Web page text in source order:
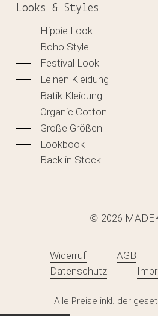
Zwischensumme:
WARENKORB ANZEIGEN
Looks & Styles
Hippie Look
Boho Style
Festival Look
Leinen Kleidung
Batik Kleidung
Organic Cotton
Große Größen
Lookbook
Back in Stock
© 2026
Widerruf
AGB
Datenschutz
Alle Preise inkl. der